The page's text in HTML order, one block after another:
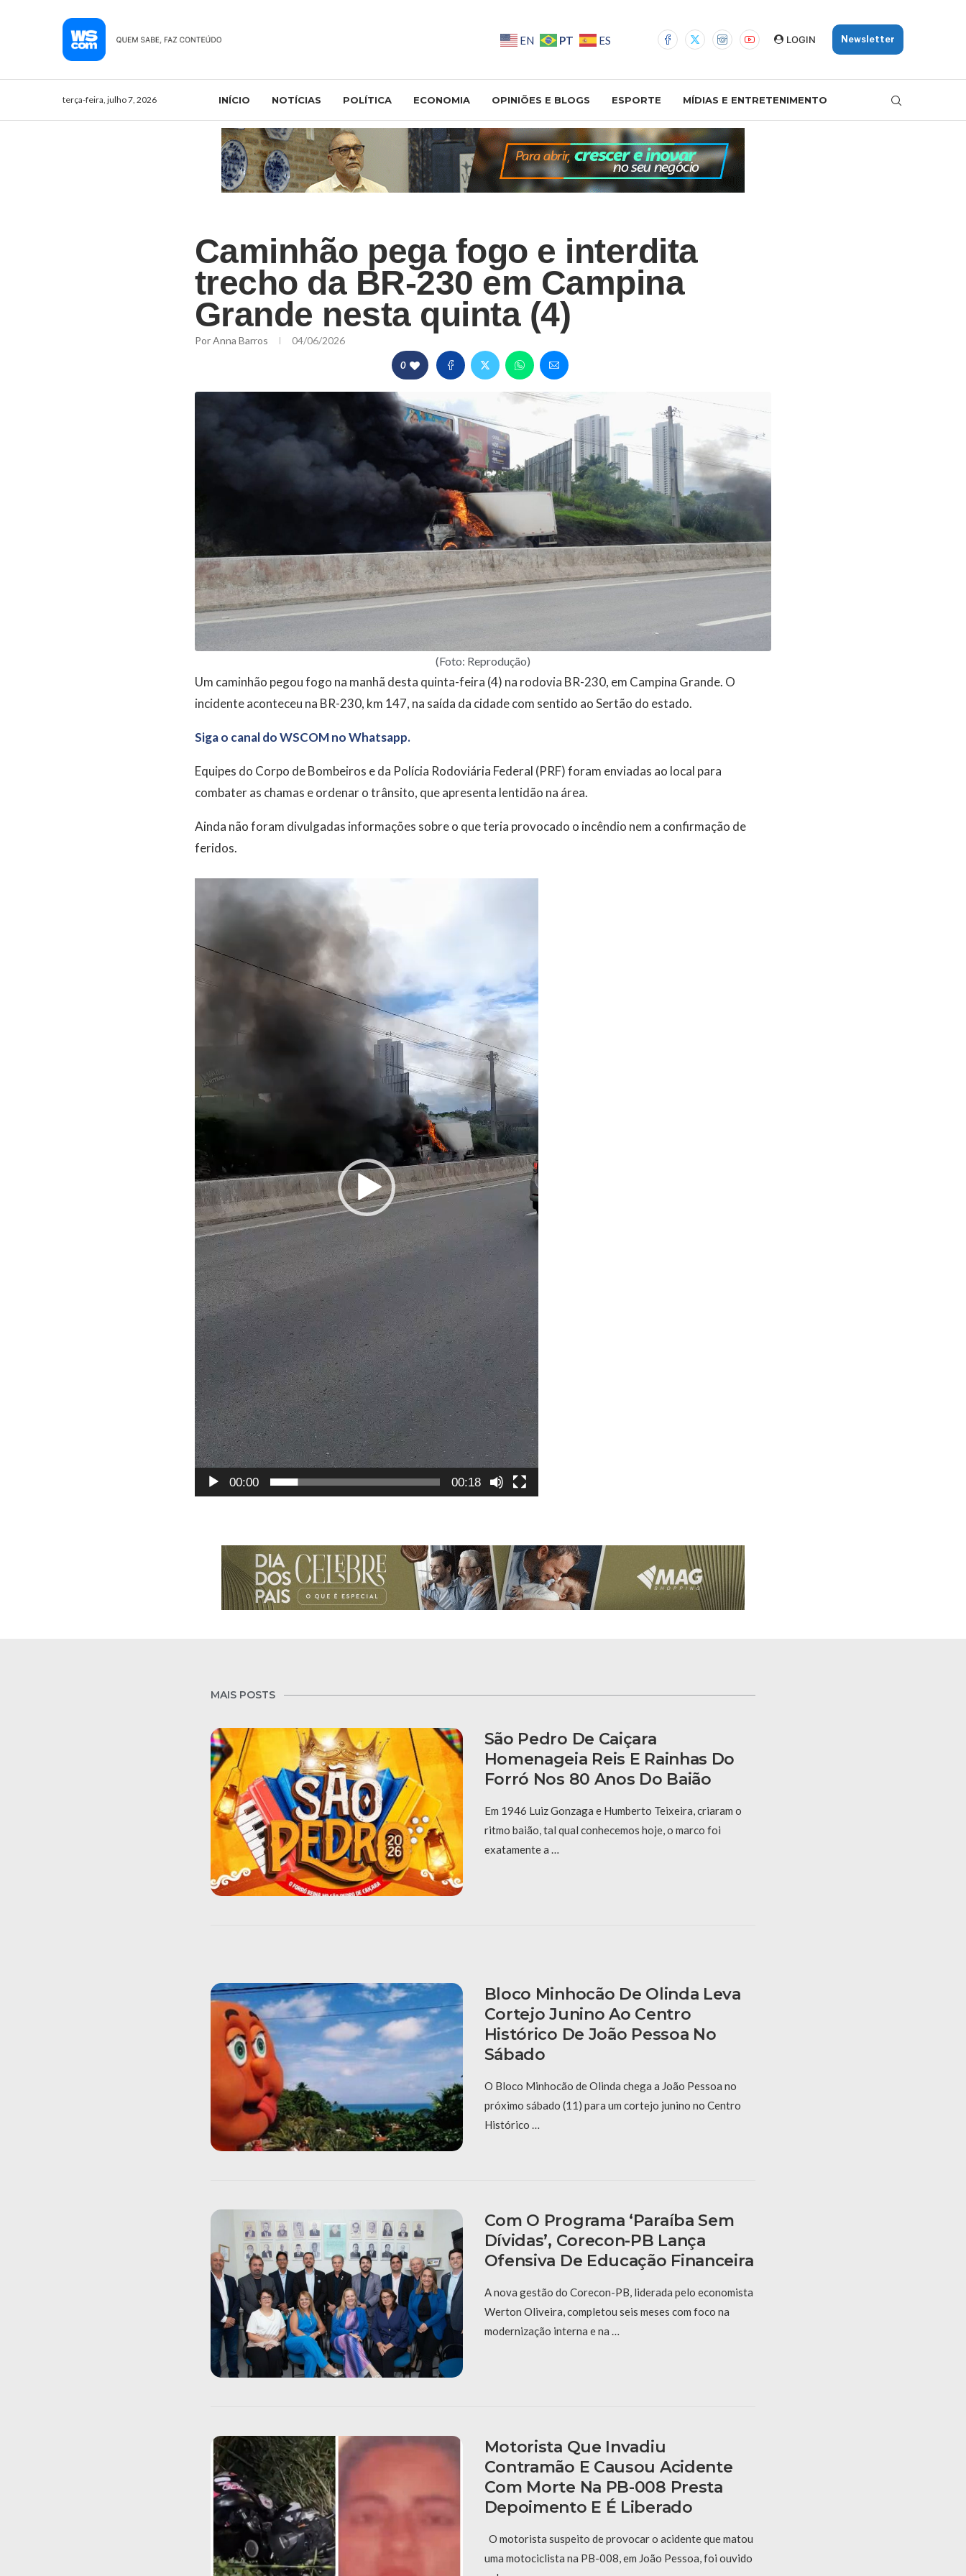
EN PT ES LOGIN Newsletter
terça-feira, julho 7, 2026 INÍCIO NOTÍCIAS POLÍTICA ECONOMIA OPINIÕES E BLOGS ESPORTE MÍDIAS E ENTRETENIMENTO
Caminhão pega fogo e interdita
trecho da BR-230 em Campina
Grande nesta quinta (4)
PorAnna Barros 04/06/2026
0
(Foto: Reprodução)
Um caminhão pegou fogo na manhã desta quinta-feira (4) na rodovia BR-230, em Campina Grande. O
incidente aconteceu na BR-230, km 147, na saída da cidade com sentido ao Sertão do estado.
Siga o canal do WSCOM no Whatsapp.
Equipes do Corpo de Bombeiros e da Polícia Rodoviária Federal (PRF) foram enviadas ao local para
combater as chamas e ordenar o trânsito, que apresenta lentidão na área.
Ainda não foram divulgadas informações sobre o que teria provocado o incêndio nem a confirmação de
feridos.
00:00 00:18
MAIS POSTS
São Pedro De Caiçara
Homenageia Reis E Rainhas Do
Forró Nos 80 Anos Do Baião
Em 1946 Luiz Gonzaga e Humberto Teixeira, criaram o
ritmo baião, tal qual conhecemos hoje, o marco foi
exatamente a …
Bloco Minhocão De Olinda Leva
Cortejo Junino Ao Centro
Histórico De João Pessoa No
Sábado
O Bloco Minhocão de Olinda chega a João Pessoa no
próximo sábado (11) para um cortejo junino no Centro
Histórico …
Com O Programa ‘Paraíba Sem
Dívidas’, Corecon-PB Lança
Ofensiva De Educação Financeira
A nova gestão do Corecon-PB, liderada pelo economista
Werton Oliveira, completou seis meses com foco na
modernização interna e na …
Motorista Que Invadiu
Contramão E Causou Acidente
Com Morte Na PB-008 Presta
Depoimento E É Liberado
O motorista suspeito de provocar o acidente que matou
uma motociclista na PB-008, em João Pessoa, foi ouvido